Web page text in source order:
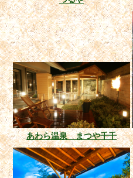
あわら温泉 まつや千千